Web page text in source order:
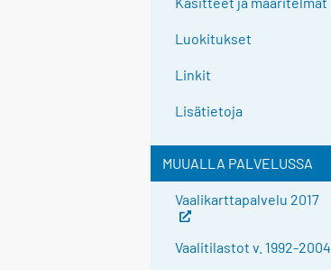
Luokitukset
Linkit
Lisätietoja
MUUALLA PALVELUSSA
Vaalikarttapalvelu 2017
Vaalitilastot v. 1992-2004